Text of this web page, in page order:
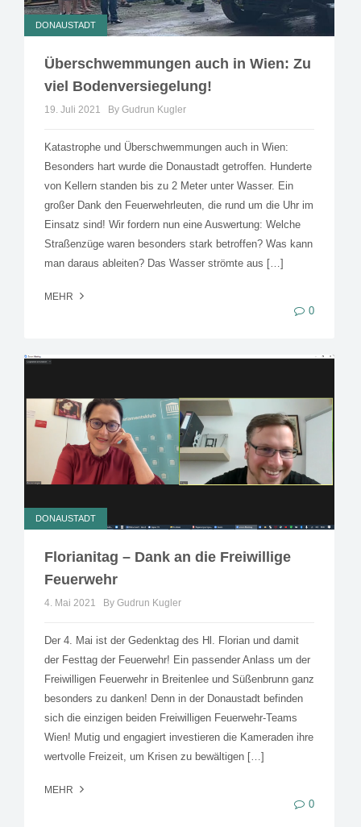
DONAUSTADT
Überschwemmungen auch in Wien: Zu
viel Bodenversiegelung!
19. Juli 2021 By Gudrun Kugler
Katastrophe und Überschwemmungen auch in Wien:
Besonders hart wurde die Donaustadt getroffen. Hunderte
von Kellern standen bis zu 2 Meter unter Wasser. Ein
großer Dank den Feuerwehrleuten, die rund um die Uhr im
Einsatz sind! Wir fordern nun eine Auswertung: Welche
Straßenzüge waren besonders stark betroffen? Was kann
man daraus ableiten? Das Wasser strömte aus […]
MEHR
0
DONAUSTADT
Florianitag – Dank an die Freiwillige
Feuerwehr
4. Mai 2021 By Gudrun Kugler
Der 4. Mai ist der Gedenktag des Hl. Florian und damit
der Festtag der Feuerwehr! Ein passender Anlass um der
Freiwilligen Feuerwehr in Breitenlee und Süßenbrunn ganz
besonders zu danken! Denn in der Donaustadt befinden
sich die einzigen beiden Freiwilligen Feuerwehr-Teams
Wien! Mutig und engagiert investieren die Kameraden ihre
wertvolle Freizeit, um Krisen zu bewältigen […]
MEHR
0